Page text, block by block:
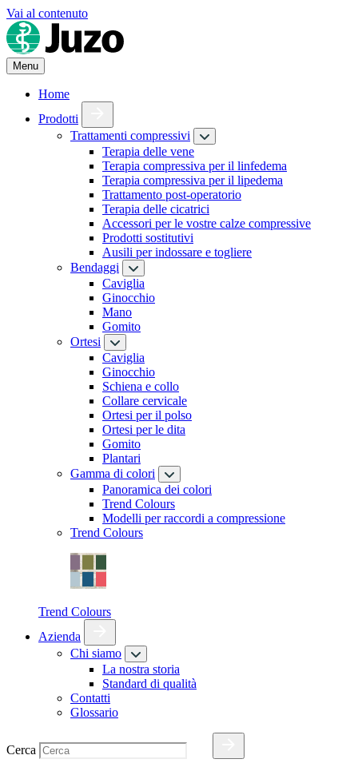
Vai al contenuto
Menu
Home
Prodotti
Trattamenti compressivi
Terapia delle vene
Terapia compressiva per il linfedema
Terapia compressiva per il lipedema
Trattamento post-operatorio
Terapia delle cicatrici
Accessori per le vostre calze compressive
Prodotti sostitutivi
Ausili per indossare e togliere
Bendaggi
Caviglia
Ginocchio
Mano
Gomito
Ortesi
Caviglia
Ginocchio
Schiena e collo
Collare cervicale
Ortesi per il polso
Ortesi per le dita
Gomito
Plantari
Gamma di colori
Panoramica dei colori
Trend Colours
Modelli per raccordi a compressione
Trend Colours
Trend Colours
Azienda
Chi siamo
La nostra storia
Standard di qualità
Contatti
Glossario
Cerca